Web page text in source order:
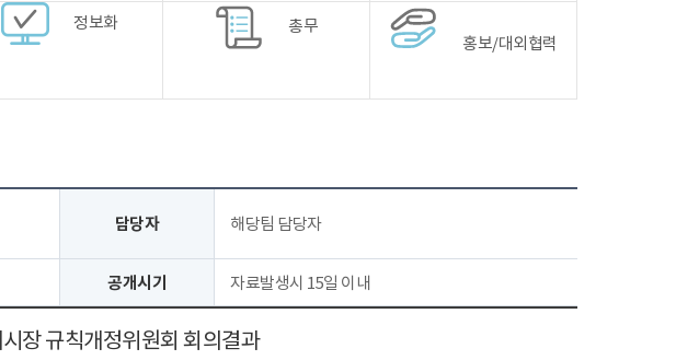
정보화 총무
홍보/대외협력
담당자 해당팀 담당자
공개시기 자료발생시 15일 이내
장 규칙개정위원회 회의결과